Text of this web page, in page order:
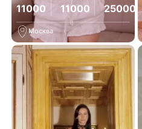
11000 11000 25000
Москва